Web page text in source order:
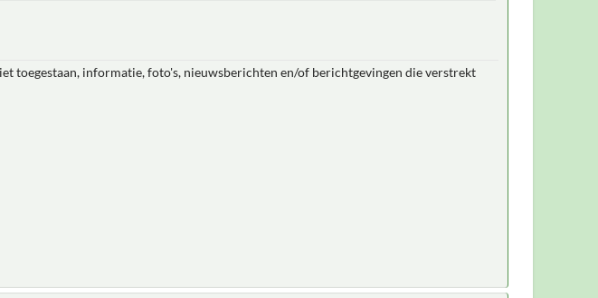
toegestaan, informatie, foto's, nieuwsberichten en/of berichtgevingen die verstrekt